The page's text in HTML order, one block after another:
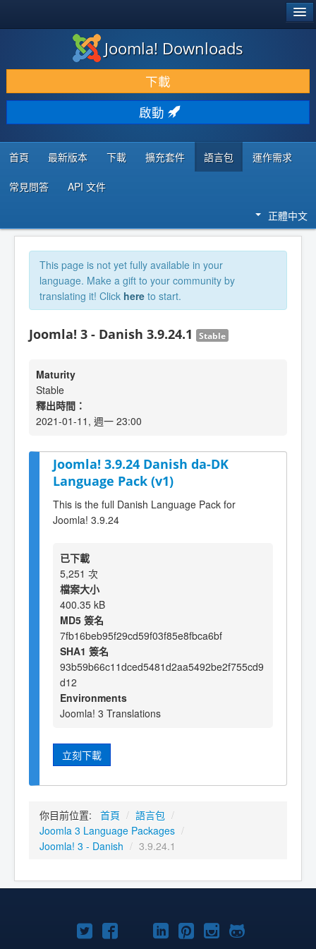
下載 & 擴充
發現 & 學習
社群 & 支援
程式者資源
Joomla! Downloads
下載
啟動
首頁 最新版本 下載 擴充套件 語言包 運作需求
常見問答 API 文件
正體中文
This page is not yet fully available in your
language. Make a gift to your community by
translating it! Click here to start.
Joomla! 3 - Danish 3.9.24.1 Stable
Maturity
Stable
釋出時間：
2021-01-11, 週一 23:00
Joomla! 3.9.24 Danish da-DK
Language Pack (v1)
This is the full Danish Language Pack for
Joomla! 3.9.24
已下載
5,251 次
檔案大小
400.35 kB
MD5 簽名
7fb16beb95f29cd59f03f85e8fbca6bf
SHA1 簽名
93b59b66c11dced5481d2aa5492be2f755cd9
d12
Environments
Joomla! 3 Translations
立刻下載
你目前位置: 首頁 / 語言包 /
Joomla 3 Language Packages /
Joomla! 3 - Danish / 3.9.24.1
TwitterFacebookYouTube
Linkedln
Pinterest
Instagram
GitHub